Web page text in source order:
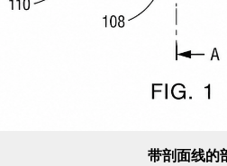
带剖面线的